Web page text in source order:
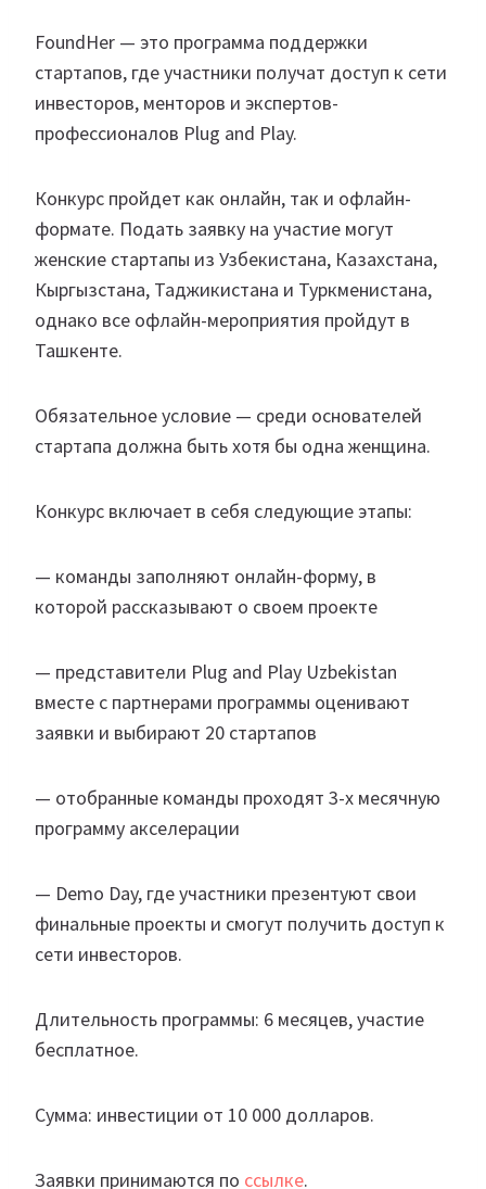
FoundHer — это программа поддержки
стартапов, где участники получат доступ к сети
инвесторов, менторов и экспертов-
профессионалов Plug and Play.
Конкурс пройдет как онлайн, так и офлайн-
формате. Подать заявку на участие могут
женские стартапы из Узбекистана, Казахстана,
Кыргызстана, Таджикистана и Туркменистана,
однако все офлайн-мероприятия пройдут в
Ташкенте.
Обязательное условие — среди основателей
стартапа должна быть хотя бы одна женщина.
Конкурс включает в себя следующие этапы:
— команды заполняют онлайн-форму, в
которой рассказывают о своем проекте
— представители Plug and Play Uzbekistan
вместе с партнерами программы оценивают
заявки и выбирают 20 стартапов
— отобранные команды проходят 3-х месячную
программу акселерации
— Demo Day, где участники презентуют свои
финальные проекты и смогут получить доступ к
сети инвесторов.
Длительность программы: 6 месяцев, участие
бесплатное.
Сумма: инвестиции от 10 000 долларов.
Заявки принимаются по ссылке.